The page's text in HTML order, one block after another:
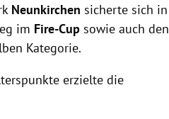
Neunkirchen sicherte sich in
im Fire-Cupsowie auch den
Kategorie.
erzielte die